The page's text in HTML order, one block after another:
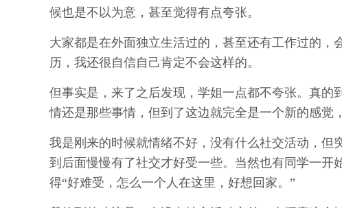
候也是不以为意，甚至觉得有点夸张。
大家都是在外面独立生活过的，甚至还有工作过的
历，我还很自信自己肯定不会这样的。
但事实是，来了之后发现，学姐一点都不夸张。真
情还是那些事情，但到了这边就完全是一个新的感觉
我是刚来的时候就情绪不好，没有什么社交活动，
到后面慢慢有了社交才好受一些。当然也有同学一
得“好难受，怎么一个人在这里，好想回家。”